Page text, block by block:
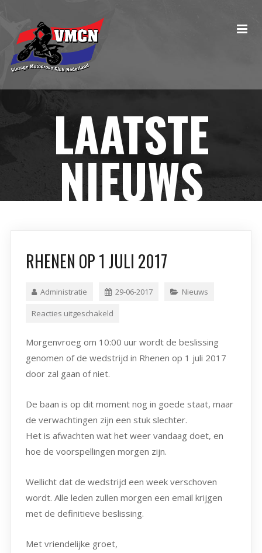
LAATSTE
NIEUWS
RHENEN OP 1 JULI 2017
Administratie 29-06-2017 Nieuws
Reacties uitgeschakeld
Morgenvroeg om 10:00 uur wordt de beslissing
genomen of de wedstrijd in Rhenen op 1 juli 2017
door zal gaan of niet.
De baan is op dit moment nog in goede staat, maar
de verwachtingen zijn een stuk slechter.
Het is afwachten wat het weer vandaag doet, en
hoe de voorspellingen morgen zijn.
Wellicht dat de wedstrijd een week verschoven
wordt. Alle leden zullen morgen een email krijgen
met de definitieve beslissing.
Met vriendelijke groet,